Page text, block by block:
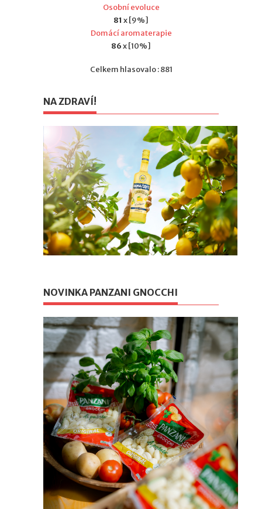
Osobní evoluce
81 x [9%]
Domácí aromaterapie
86x [10%]
Celkem hlasovalo : 881
NA ZDRAVÍ!
NOVINKA PANZANI GNOCCHI